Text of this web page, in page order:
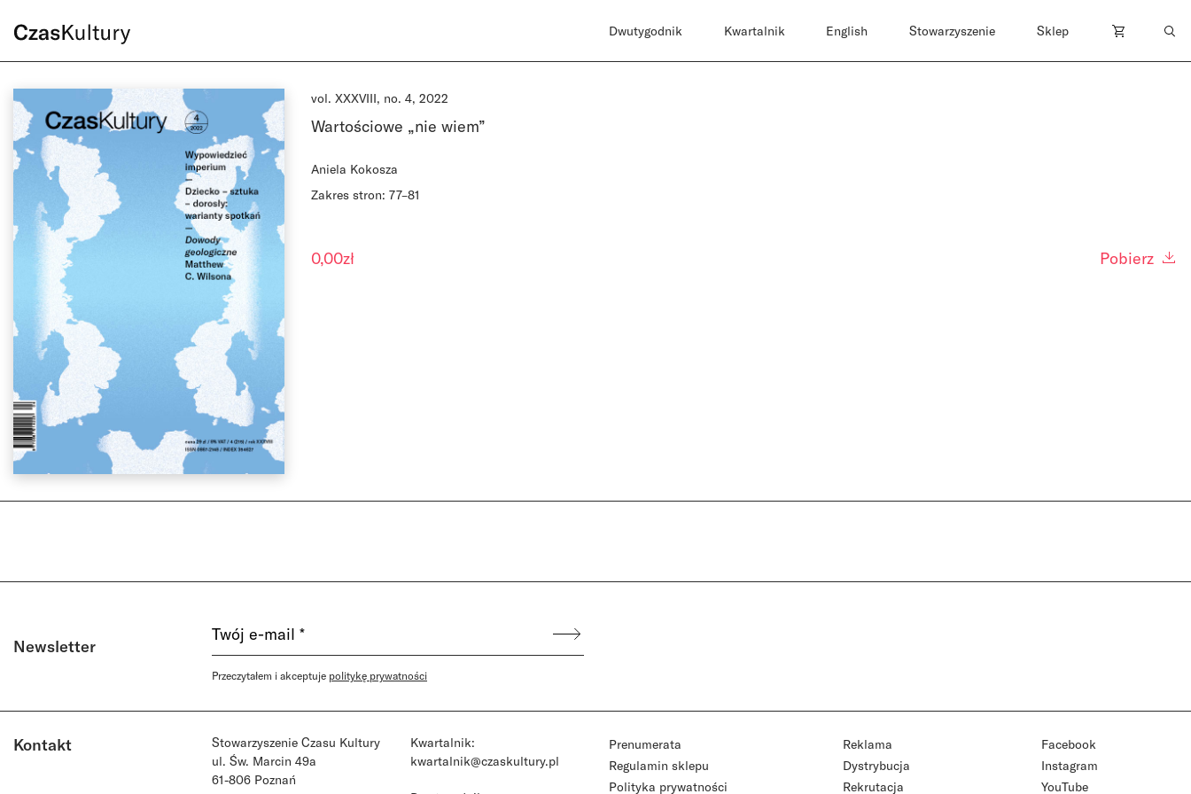
Dwutygodnik Kwartalnik English Stowarzyszenie Sklep
vol. XXXVIII, no. 4, 2022
Wartościowe „nie wiem”
Aniela Kokosza
Zakres stron: 77–81
0,00zł Pobierz
Newsletter
Przeczytałem i akceptuje politykę prywatności
Kontakt
Stowarzyszenie Czasu Kultury
ul. Św. Marcin 49a
61-806 Poznań
Kwartalnik:
kwartalnik@czaskultury.pl
Prenumerata
Regulamin sklepu
Polityka prywatności
Reklama
Dystrybucja
Rekrutacja
Facebook
Instagram
YouTube